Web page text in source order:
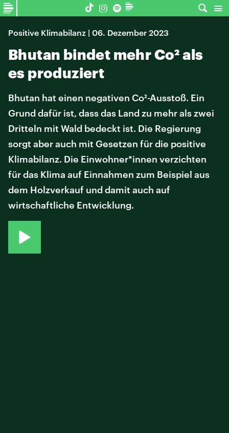
Positive Klimabilanz | 06. Dezember 2023
Bhutan bindet mehr Co² als
es produziert
Bhutan hat einen negativen Co²-Ausstoß. Ein
Grund dafür ist, dass das Land zu mehr als zwei
Dritteln mit Wald bedeckt ist. Die Regierung
sorgt aber auch mit Gesetzen für die positive
Klimabilanz. Die Einwohner*innen verzichten
für das Klima auf Einnahmen zum Beispiel aus
dem Holzverkauf und damit auch auf
wirtschaftliche Entwicklung.